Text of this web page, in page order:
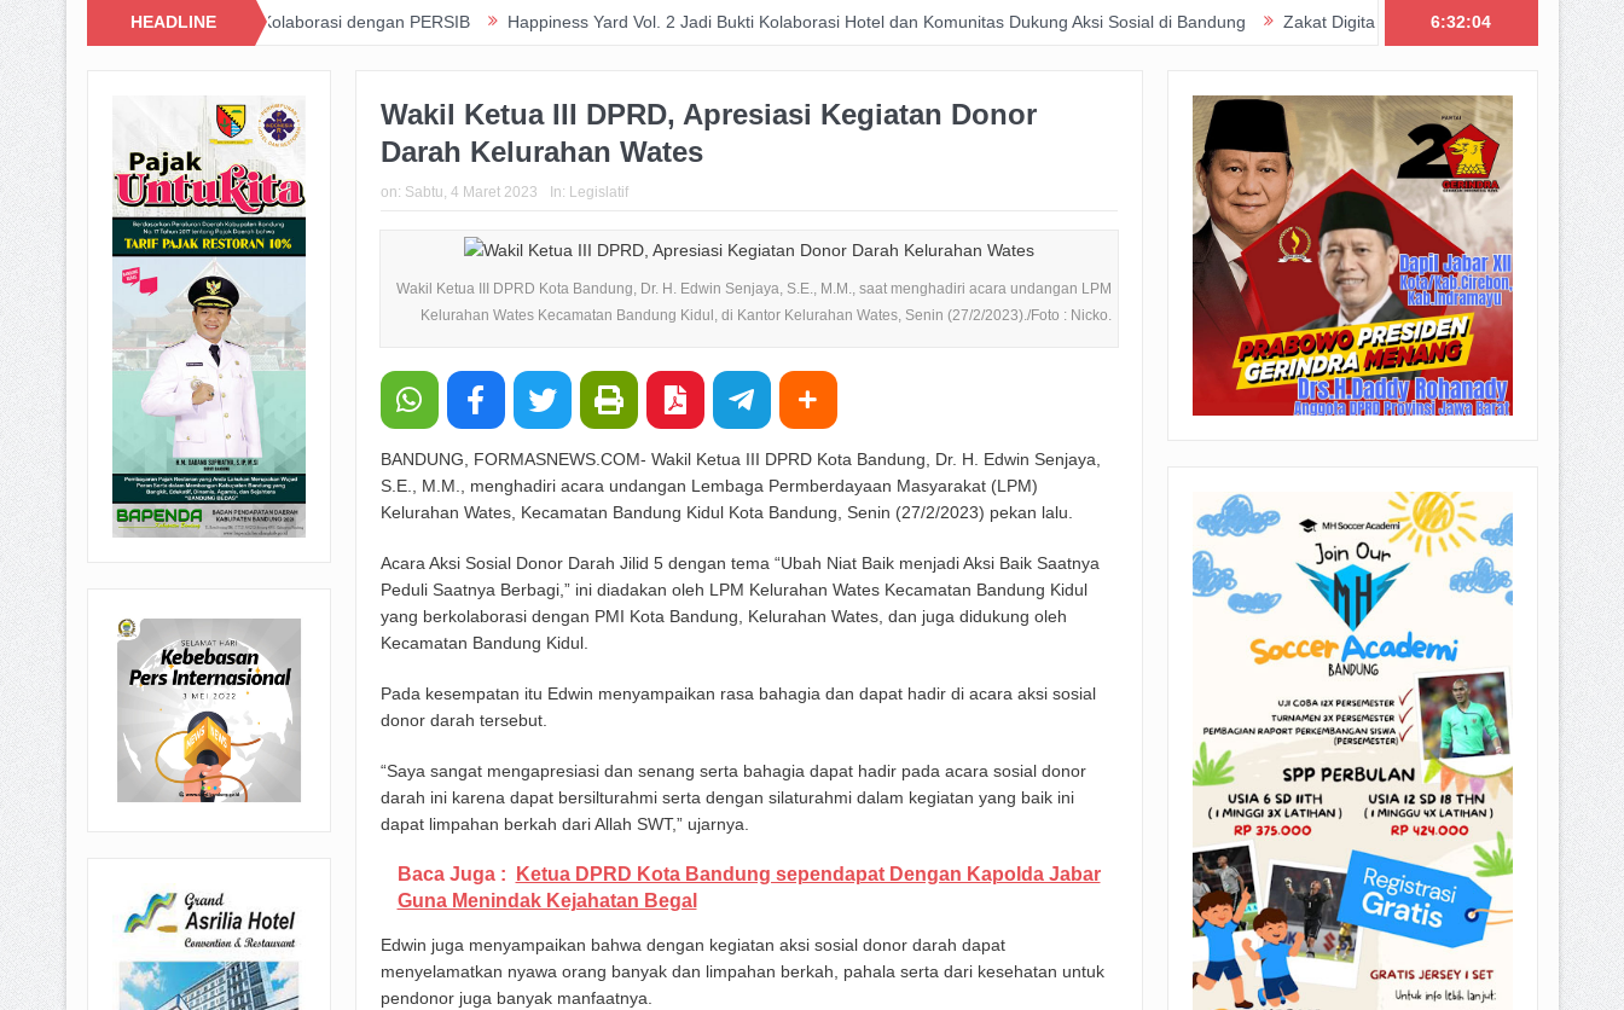
HEADLINE
dan Kolaborasi dengan PERSIB Happiness Yard Vol. 2 Jadi Bukti Kolaborasi Hotel dan Komunitas Dukung Aksi Sosial di Bandung Zakat Digital BRImo Wujudkan Kepedulian, BAZNAS Jabar
6:32:06
Wakil Ketua III DPRD, Apresiasi Kegiatan Donor
Darah Kelurahan Wates
on: Sabtu, 4 Maret 2023 In: Legislatif
Wakil Ketua III DPRD Kota Bandung, Dr. H. Edwin Senjaya, S.E., M.M., saat menghadiri acara undangan LPM
Kelurahan Wates Kecamatan Bandung Kidul, di Kantor Kelurahan Wates, Senin (27/2/2023)./Foto : Nicko.
BANDUNG, FORMASNEWS.COM- Wakil Ketua III DPRD Kota Bandung, Dr. H. Edwin Senjaya,
S.E., M.M., menghadiri acara undangan Lembaga Permberdayaan Masyarakat (LPM)
Kelurahan Wates, Kecamatan Bandung Kidul Kota Bandung, Senin (27/2/2023) pekan lalu.
Acara Aksi Sosial Donor Darah Jilid 5 dengan tema “Ubah Niat Baik menjadi Aksi Baik Saatnya
Peduli Saatnya Berbagi,” ini diadakan oleh LPM Kelurahan Wates Kecamatan Bandung Kidul
yang berkolaborasi dengan PMI Kota Bandung, Kelurahan Wates, dan juga didukung oleh
Kecamatan Bandung Kidul.
Pada kesempatan itu Edwin menyampaikan rasa bahagia dan dapat hadir di acara aksi sosial
donor darah tersebut.
“Saya sangat mengapresiasi dan senang serta bahagia dapat hadir pada acara sosial donor
darah ini karena dapat bersilturahmi serta dengan silaturahmi dalam kegiatan yang baik ini
dapat limpahan berkah dari Allah SWT,” ujarnya.
Baca Juga :
Ketua DPRD Kota Bandung sependapat Dengan Kapolda Jabar
Guna Menindak Kejahatan Begal
Edwin juga menyampaikan bahwa dengan kegiatan aksi sosial donor darah dapat
menyelamatkan nyawa orang banyak dan limpahan berkah, pahala serta dari kesehatan untuk
pendonor juga banyak manfaatnya.